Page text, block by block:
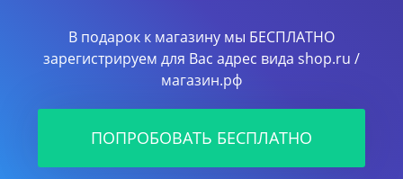
В подарок к магазину мы БЕСПЛАТНО
зарегистрируем для Вас адрес вида shop.ru /
магазин.рф
ПОПРОБОВАТЬ БЕСПЛАТНО